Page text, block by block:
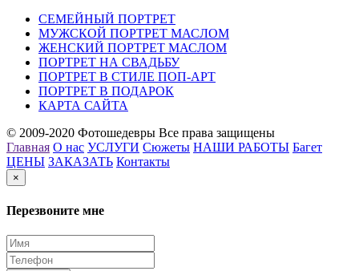
СЕМЕЙНЫЙ ПОРТРЕТ
МУЖСКОЙ ПОРТРЕТ МАСЛОМ
ЖЕНСКИЙ ПОРТРЕТ МАСЛОМ
ПОРТРЕТ НА СВАДЬБУ
ПОРТРЕТ В СТИЛЕ ПОП-АРТ
ПОРТРЕТ В ПОДАРОК
КАРТА САЙТА
© 2009-2020 Фотошедевры Все права защищены
Главная О нас УСЛУГИ Сюжеты НАШИ РАБОТЫ Багет
ЦЕНЫ ЗАКАЗАТЬ Контакты
×
Перезвоните мне